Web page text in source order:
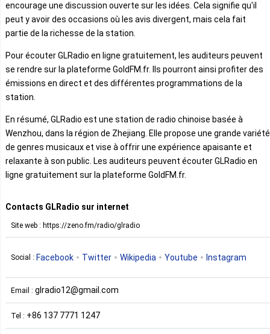
encourage une discussion ouverte sur les idées. Cela signifie qu'il
peut y avoir des occasions où les avis divergent, mais cela fait
partie de la richesse de la station.
Pour écouter GLRadio en ligne gratuitement, les auditeurs peuvent
se rendre sur la plateforme GoldFM.fr. Ils pourront ainsi profiter des
émissions en direct et des différentes programmations de la
station.
En résumé, GLRadio est une station de radio chinoise basée à
Wenzhou, dans la région de Zhejiang. Elle propose une grande variété
de genres musicaux et vise à offrir une expérience apaisante et
relaxante à son public. Les auditeurs peuvent écouter GLRadio en
ligne gratuitement sur la plateforme GoldFM.fr.
Contacts GLRadio sur internet
Site web : https://zeno.fm/radio/glradio
Social : Facebook Twitter Wikipedia Youtube Instagram
Email : glradio12@gmail.com
Tel : +86 137 7771 1247